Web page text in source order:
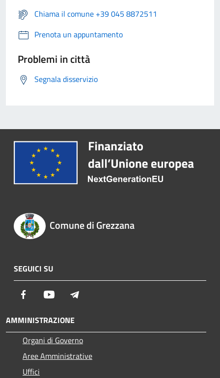
Chiama il comune +39 045 8872511
Prenota un appuntamento
Problemi in città
Segnala disservizio
Comune di Grezzana
SEGUICI SU
Facebook Youtube
AMMINISTRAZIONE
Organi di Governo
Aree Amministrative
Uffici